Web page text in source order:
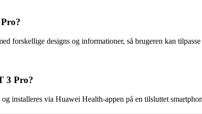
forskellige designs og informationer, så brugeren kan
3 Pro?
installeres via Huawei Health-appen på en tilsluttet